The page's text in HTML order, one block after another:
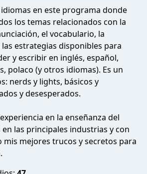
en este programa donde
los temas relacionados con la
el vocabulario, la
estrategias disponibles para
y escribir en inglés, español,
polaco (y otros idiomas). Es un
nerds y lights, básicos y
y desesperados.
en la enseñanza del
las principales industrias y con
mis mejores trucos y secretos para